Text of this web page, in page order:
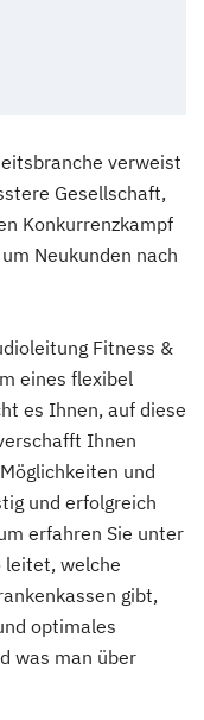
verweist
Gesellschaft,
Konkurrenzkampf
Neukunden nach
Fitness &
eines flexibel
es Ihnen, auf diese
Ihnen
und
und erfolgreich
erfahren Sie unter
leitet, welche
gibt,
optimales
was man über